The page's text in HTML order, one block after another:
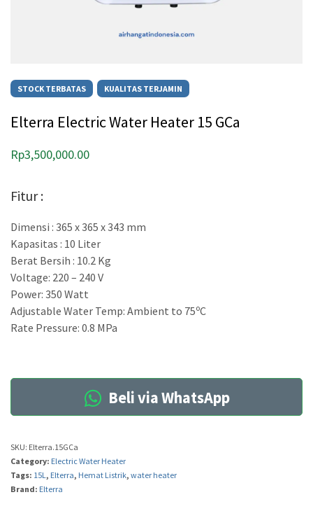
STOCK TERBATAS KUALITAS TERJAMIN
Elterra Electric Water Heater 15 GCa
Rp3,500,000.00
Fitur :
Dimensi : 365 x 365 x 343 mm
Kapasitas : 10 Liter
Berat Bersih : 10.2 Kg
Voltage: 220 – 240 V
Power: 350 Watt
Adjustable Water Temp: Ambient to 75oC
Rate Pressure: 0.8 MPa
Beli via WhatsApp
SKU: Elterra.15GCa
Category: Electric Water Heater
Tags: 15L, Elterra, Hemat Listrik, water heater
Brand: Elterra